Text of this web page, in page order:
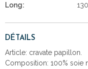
Long:
DÉTAILS
Article: cravate papillon.
Composition: 100% soie